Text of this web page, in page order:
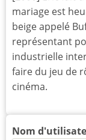
mariage est
beige appelé
représentant
industrielle
faire du jeu de
cinéma.
Nom